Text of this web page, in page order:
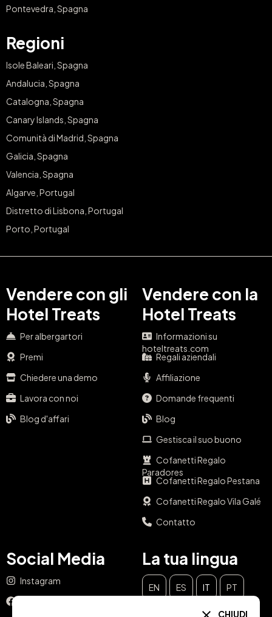
Pontevedra, Spagna
Regioni
Isole Baleari, Spagna
Andalucia, Spagna
Catalogna, Spagna
Canary Islands, Spagna
Comunità di Madrid, Spagna
Galicia, Spagna
Valencia, Spagna
Algarve, Portugal
Distretto di Lisbona, Portugal
Porto, Portugal
Vendere con gli
Hotel Treats
Per albergartori
Premi
Chiedere una demo
Lavora con noi
Blog d'affari
Vendere con la
Hotel Treats
Informazioni su
hoteltreats.com
Regali aziendali
Affiliazione
Domande frequenti
Blog
Gestisca il suo buono
Cofanetti Regalo
Paradores
Cofanetti Regalo Pestana
Cofanetti Regalo Vila Galé
Contatto
Social Media
Instagram
La tua lingua
EN ES IT PT
CHIUDI